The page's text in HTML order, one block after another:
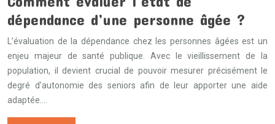
dépendance d’une personne âgée ?
L’évaluation de la dépendance chez les personnes âgées est un
enjeu majeur de santé publique. Avec le vieillissement de la
population, il devient crucial de pouvoir mesurer précisément le
degré d’autonomie des seniors afin de leur apporter une aide
adaptée….